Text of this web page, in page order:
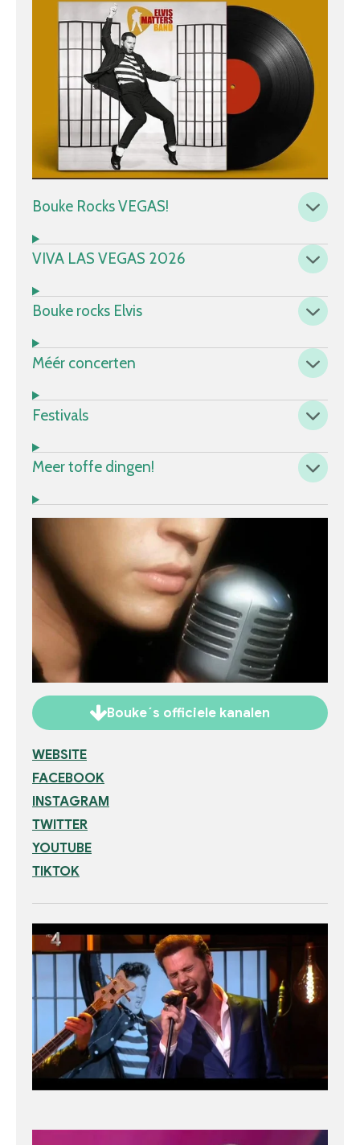
Bouke Rocks VEGAS!
VIVA LAS VEGAS 2026
Bouke rocks Elvis
Méér concerten
Festivals
Meer toffe dingen!
Bouke´s officiele kanalen
WEBSITE
FACEBOOK
INSTAGRAM
TWITTER
YOUTUBE
TIKTOK